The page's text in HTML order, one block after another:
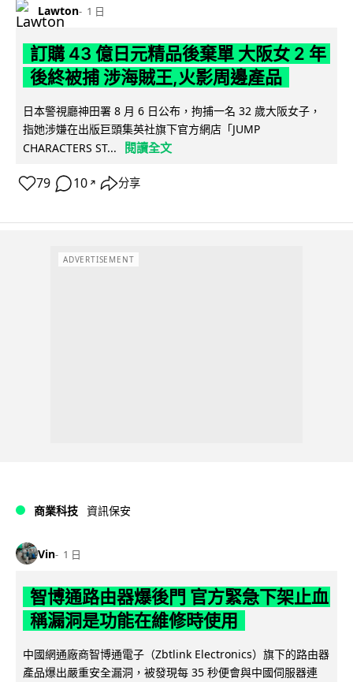
Lawton 1 日
訂購 43 億日元精品後棄單 大阪女 2 年
後終被捕 涉海賊王,火影周邊產品
日本警視廳神田署 8 月 6 日公布，拘捕一名 32 歲大阪女子，
指她涉嫌在出版巨頭集英社旗下官方網店「JUMP
CHARACTERS ST...
閱讀全文
79 10 ↗ 分享
ADVERTISEMENT
商業科技 資訊保安
Vin 1 日
智博通路由器爆後門 官方緊急下架止血
稱漏洞是功能在維修時使用
中國網通廠商智博通電子（Zbtlink Electronics）旗下的路由器
產品爆出嚴重安全漏洞，被發現每 35 秒便會與中國伺服器連